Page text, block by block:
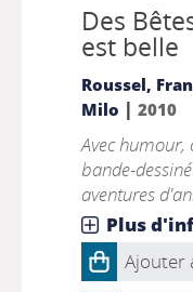
Des
est belle
Roussel,
Milo | 2010
Avec
bande-
aventures
Plus
Ajouter